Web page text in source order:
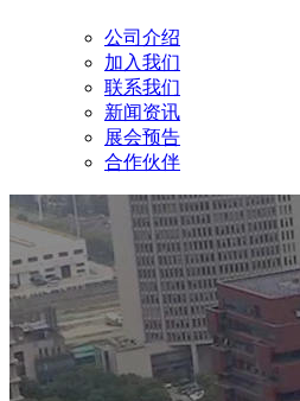
公司介绍
加入我们
联系我们
新闻资讯
展会预告
合作伙伴